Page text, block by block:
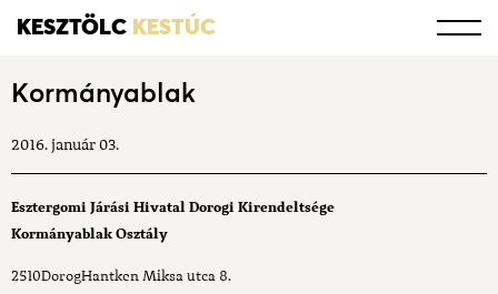
KESZTÖLC KESTÚC
Kormányablak
2016. január 03.
Esztergomi Járási Hivatal Dorogi Kirendeltsége
Kormányablak Osztály
2510DorogHantken Miksa utca 8.